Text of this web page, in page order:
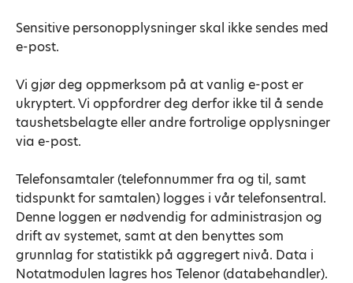
Sensitive personopplysninger skal ikke sendes med
e-post.
Vi gjør deg oppmerksom på at vanlig e-post er
ukryptert. Vi oppfordrer deg derfor ikke til å sende
taushetsbelagte eller andre fortrolige opplysninger
via e-post.
Telefonsamtaler (telefonnummer fra og til, samt
tidspunkt for samtalen) logges i vår telefonsentral.
Denne loggen er nødvendig for administrasjon og
drift av systemet, samt at den benyttes som
grunnlag for statistikk på aggregert nivå. Data i
Notatmodulen lagres hos Telenor (databehandler).